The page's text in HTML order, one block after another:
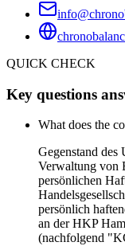
QUICK CHECK
Key questions
What does the
Gegenstand des
Verwaltung von
persönlichen
persönlich
an der HKP
(nachfolgend